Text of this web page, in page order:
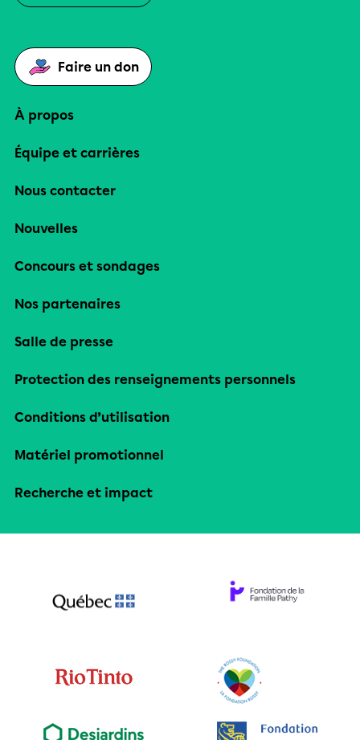
Faire un don
À propos
Équipe et carrières
Nous contacter
Nouvelles
Concours et sondages
Nos partenaires
Salle de presse
Protection des renseignements personnels
Conditions d’utilisation
Matériel promotionnel
Recherche et impact